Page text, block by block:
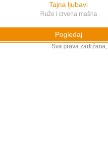
Tajna ljubavi
Ruže i crvena mašna
Pogledaj
Sva prava zadržana,